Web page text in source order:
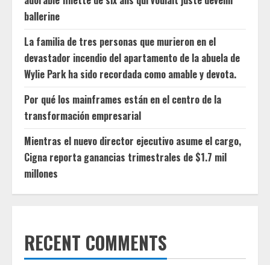
ballerine
La familia de tres personas que murieron en el
devastador incendio del apartamento de la abuela de
Wylie Park ha sido recordada como amable y devota.
Por qué los mainframes están en el centro de la
transformación empresarial
Mientras el nuevo director ejecutivo asume el cargo,
Cigna reporta ganancias trimestrales de $1.7 mil
millones
RECENT COMMENTS